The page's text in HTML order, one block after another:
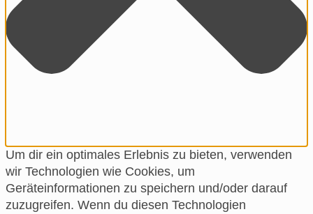
Um dir ein optimales Erlebnis zu bieten, verwenden
wir Technologien wie Cookies, um
Geräteinformationen zu speichern und/oder darauf
zuzugreifen. Wenn du diesen Technologien